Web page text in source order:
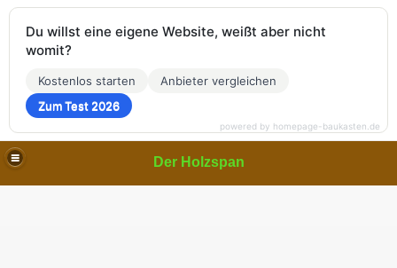
Der Holzspan
Du willst eine eigene Website, weißt aber nicht
womit?
Kostenlos starten
Anbieter vergleichen
Zum Test 2026
powered by homepage-baukasten.de